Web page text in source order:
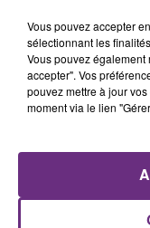
Nice To Meet
14h33
14h33
Vous pouvez accepter
sélectionnant les
Vous pouvez
accepter". Vos
pouvez mettre à jour
moment via le lien